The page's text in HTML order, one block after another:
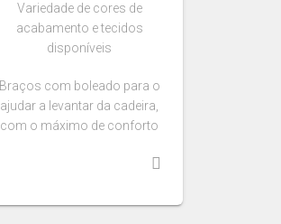
Variedade de cores de
acabamento e tecidos
disponíveis
Braços com boleado para o
ajudar a levantar da cadeira,
com o máximo de conforto